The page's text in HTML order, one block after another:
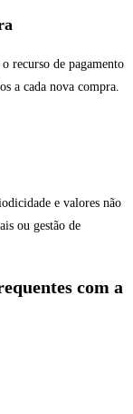
recurso de pagamento
a cada nova compra.
e valores não
ou gestão de
com a